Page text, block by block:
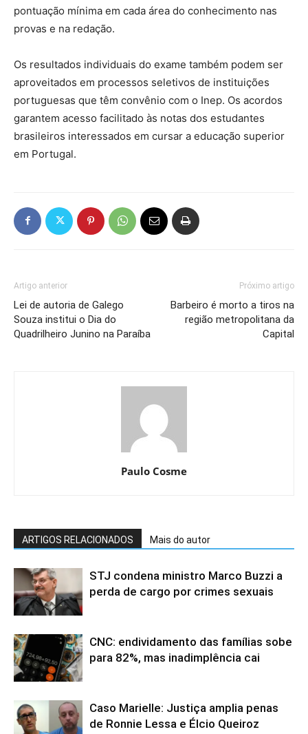
pontuação mínima em cada área do conhecimento nas
provas e na redação.
Os resultados individuais do exame também podem ser
aproveitados em processos seletivos de instituições
portuguesas que têm convênio com o Inep. Os acordos
garantem acesso facilitado às notas dos estudantes
brasileiros interessados em cursar a educação superior
em Portugal.
Artigo anterior
Lei de autoria de Galego
Souza institui o Dia do
Quadrilheiro Junino na Paraíba
Próximo artigo
Barbeiro é morto a tiros na
região metropolitana da
Capital
Paulo Cosme
ARTIGOS RELACIONADOS Mais do autor
STJ condena ministro Marco Buzzi a
perda de cargo por crimes sexuais
CNC: endividamento das famílias sobe
para 82%, mas inadimplência cai
Caso Marielle: Justiça amplia penas
de Ronnie Lessa e Élcio Queiroz